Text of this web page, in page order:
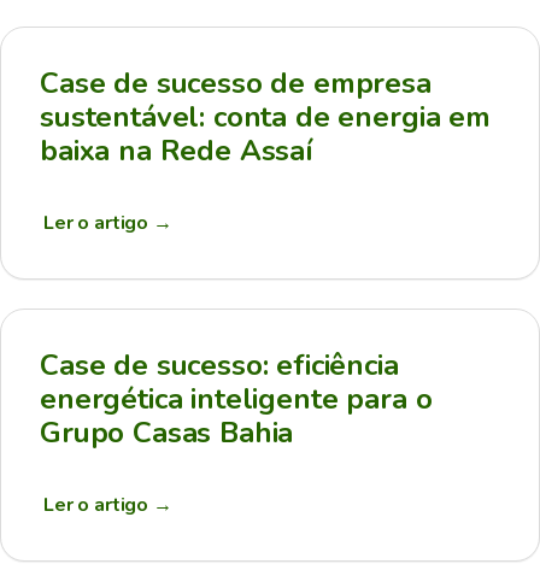
Case de sucesso de empresa
sustentável: conta de energia em
baixa na Rede Assaí
Ler o artigo →
Case de sucesso: eficiência
energética inteligente para o
Grupo Casas Bahia
Ler o artigo →